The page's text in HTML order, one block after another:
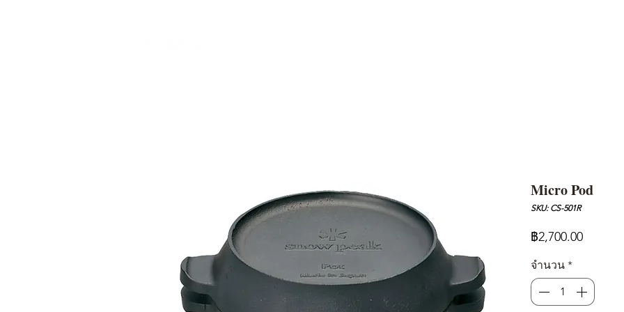
Micro Pod
SKU: CS-501R
฿2,700.00ราคา
จำนวน *